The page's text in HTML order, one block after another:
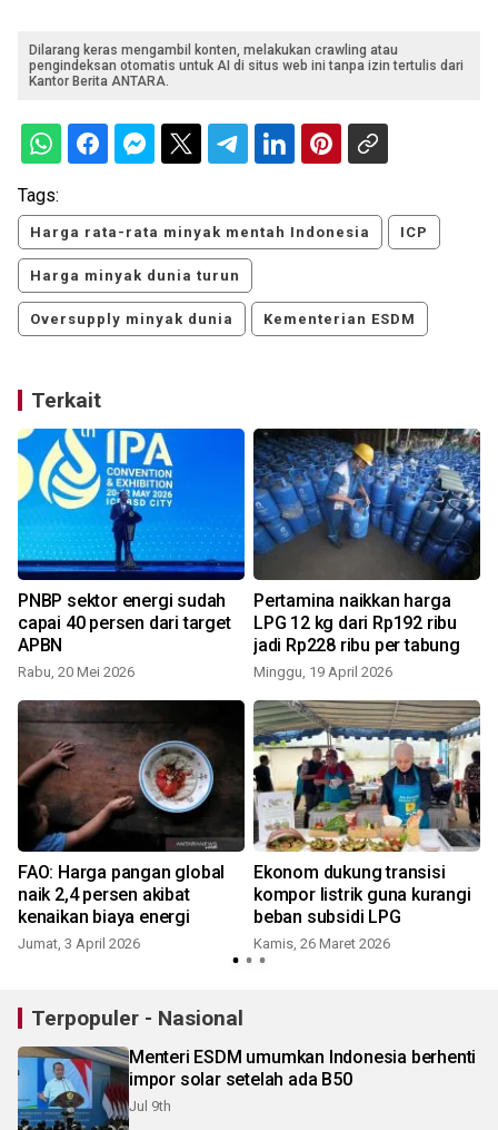
Dilarang keras mengambil konten, melakukan crawling atau
pengindeksan otomatis untuk AI di situs web ini tanpa izin tertulis dari
Kantor Berita ANTARA.
Tags:
Harga rata-rata minyak mentah Indonesia ICP
Harga minyak dunia turun
Oversupply minyak dunia Kementerian ESDM
Terkait
PNBP sektor energi sudah
capai 40 persen dari target
APBN
Rabu, 20 Mei 2026
Pertamina naikkan harga
LPG 12 kg dari Rp192 ribu
jadi Rp228 ribu per tabung
Minggu, 19 April 2026
FAO: Harga pangan global
naik 2,4 persen akibat
kenaikan biaya energi
Jumat, 3 April 2026
Ekonom dukung transisi
kompor listrik guna kurangi
beban subsidi LPG
Kamis, 26 Maret 2026
Terpopuler - Nasional
Menteri ESDM umumkan Indonesia berhenti
impor solar setelah ada B50
Jul 9th